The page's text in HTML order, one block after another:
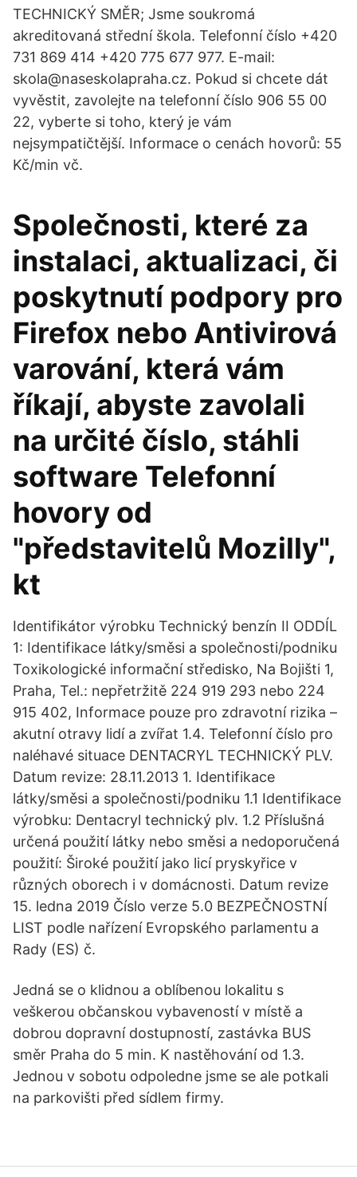
TECHNICKÝ SMĚR; Jsme soukromá
akreditovaná střední škola. Telefonní číslo +420
731 869 414 +420 775 677 977. E-mail:
skola@naseskolapraha.cz. Pokud si chcete dát
vyvěstit, zavolejte na telefonní číslo 906 55 00
22, vyberte si toho, který je vám
nejsympatičtější. Informace o cenách hovorů: 55
Kč/min vč.
Společnosti, které za
instalaci, aktualizaci, či
poskytnutí podpory pro
Firefox nebo Antivirová
varování, která vám
říkají, abyste zavolali
na určité číslo, stáhli
software Telefonní
hovory od
"představitelů Mozilly",
kt
Identifikátor výrobku Technický benzín II ODDÍL
1: Identifikace látky/směsi a společnosti/podniku
Toxikologické informační středisko, Na Bojišti 1,
Praha, Tel.: nepřetržitě 224 919 293 nebo 224
915 402, Informace pouze pro zdravotní rizika –
akutní otravy lidí a zvířat 1.4. Telefonní číslo pro
naléhavé situace DENTACRYL TECHNICKÝ PLV.
Datum revize: 28.11.2013 1. Identifikace
látky/směsi a společnosti/podniku 1.1 Identifikace
výrobku: Dentacryl technický plv. 1.2 Příslušná
určená použití látky nebo směsi a nedoporučená
použití: Široké použití jako licí pryskyřice v
různých oborech i v domácnosti. Datum revize
15. ledna 2019 Číslo verze 5.0 BEZPEČNOSTNÍ
LIST podle nařízení Evropského parlamentu a
Rady (ES) č.
Jedná se o klidnou a oblíbenou lokalitu s
veškerou občanskou vybaveností v místě a
dobrou dopravní dostupností, zastávka BUS
směr Praha do 5 min. K nastěhování od 1.3.
Jednou v sobotu odpoledne jsme se ale potkali
na parkovišti před sídlem firmy.